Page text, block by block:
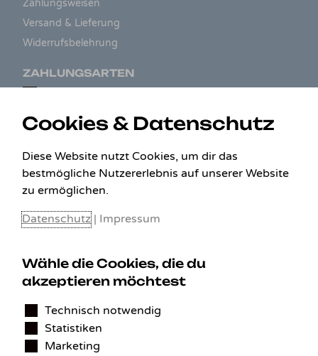
Zahlungsweisen
Versand & Lieferung
Widerrufsbelehrung
ZAHLUNGSARTEN
KONTAKT
Benedikt Stelzner
Autopflege Stelzner
Kohlgraben 2b
Cookies & Datenschutz
Diese Website nutzt Cookies, um dir das
bestmögliche Nutzererlebnis auf unserer Website
zu ermöglichen.
Datenschutz | Impressum
Wähle die Cookies, die du
akzeptieren möchtest
Technisch notwendig
Statistiken
Marketing